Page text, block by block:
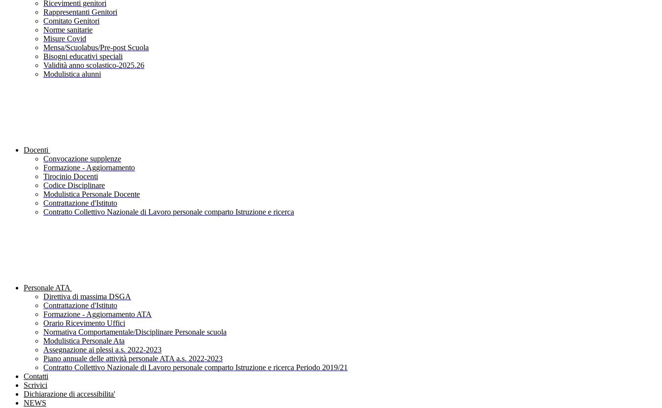
Ricevimenti genitori
Rappresentanti Genitori
Comitato Genitori
Norme sanitarie
Misure Covid
Mensa/Scuolabus/Pre-post Scuola
Bisogni educativi speciali
Validità anno scolastico-2025.26
Modulistica alunni
Docenti
Convocazione supplenze
Formazione - Aggiornamento
Tirocinio Docenti
Codice Disciplinare
Modulistica Personale Docente
Contrattazione d'Istituto
Contratto Collettivo Nazionale di Lavoro personale comparto Istruzione e ricerca
Personale ATA
Direttiva di massima DSGA
Contrattazione d'Istituto
Formazione - Aggiornamento ATA
Orario Ricevimento Uffici
Normativa Comportamentale/Disciplinare Personale scuola
Modulistica Personale Ata
Assegnazione ai plessi a.s. 2022-2023
Piano annuale delle attività personale ATA a.s. 2022-2023
Contratto Collettivo Nazionale di Lavoro personale comparto Istruzione e ricerca Periodo 2019/21
Contatti
Scrivici
Dichiarazione di accessibilita'
NEWS